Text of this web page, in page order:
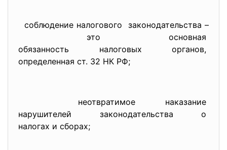
соблюдение налогового законодательства –
это основная
обязанность налоговых органов,
определенная ст. 32 НК РФ;
неотвратимое наказание
нарушителей законодательства о
налогах и сборах;